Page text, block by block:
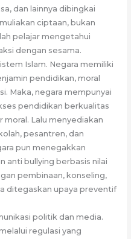
dan lainnya dibingkai
ciptaan, bukan
pelajar mengetahui
dengan sesama.
Islam. Negara memiliki
pendidikan, moral
Maka, negara mempunyai
pendidikan berkualitas
Lalu menyediakan
pesantren, dan
pun menegakkan
anti bullying berbasis nilai
pembinaan, konseling,
ditegaskan upaya preventif
politik dan media.
regulasi yang